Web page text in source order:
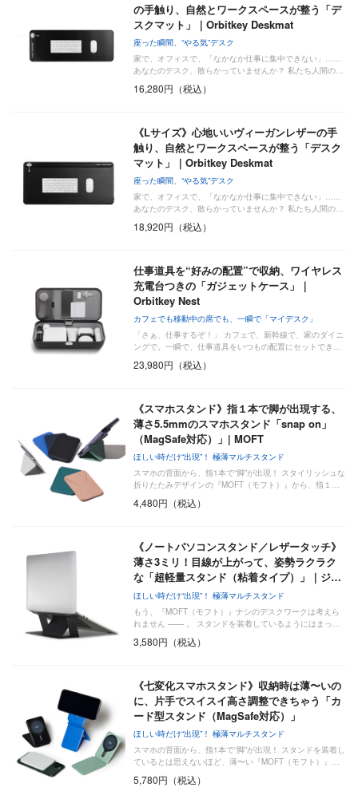
の手触り、自然とワークスペースが整う「デ
スクマット」｜Orbitkey Deskmat
座った瞬間、“やる気”デスク
家で、オフィスで、「なかなか仕事に集中できない」……
あなたのデスク、散らかっていませんか？ 私たち人間の…
16,280円（税込）
《Lサイズ》心地いいヴィーガンレザーの手
触り、自然とワークスペースが整う「デスク
マット」｜Orbitkey Deskmat
座った瞬間、“やる気”デスク
家で、オフィスで、「なかなか仕事に集中できない」……
あなたのデスク、散らかっていませんか？ 私たち人間の…
18,920円（税込）
仕事道具を“好みの配置”で収納、ワイヤレス
充電台つきの「ガジェットケース」｜
Orbitkey Nest
カフェでも移動中の席でも、一瞬で「マイデスク」
「さぁ、仕事するぞ！」 カフェで、新幹線で、家のダイニ
ングで。一瞬で、仕事道具をいつもの配置にセットでき…
23,980円（税込）
《スマホスタンド》指１本で脚が出現する、
薄さ5.5mmのスマホスタンド「snap on」
（MagSafe対応）」| MOFT
ほしい時だけ“出現”！ 極薄マルチスタンド
スマホの背面から、指1本で“脚”が出現！ スタイリッシュな
折りたたみデザインの『MOFT（モフト）』から、指１…
4,480円（税込）
《ノートパソコンスタンド／レザータッチ》
薄さ3ミリ！目線が上がって、姿勢ラクラク
な「超軽量スタンド（粘着タイプ）」｜ジ…
ほしい時だけ“出現”！ 極薄マルチスタンド
もう、『MOFT（モフト）』ナシのデスクワークは考えら
れません —— 。 スタンドを装着しているようにはまっ…
3,580円（税込）
《七変化スマホスタンド》収納時は薄〜いの
に、片手でスイスイ高さ調整できちゃう「カ
ード型スタンド（MagSafe対応）」
ほしい時だけ“出現”！ 極薄マルチスタンド
スマホの背面から、指1本で“脚”が出現！ スタンドを装着し
ているとは思えないほど、薄〜い『MOFT（モフト）』…
5,780円（税込）